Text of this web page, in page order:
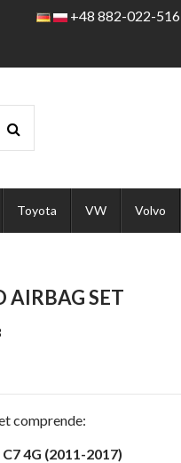
+48 882-022-516
Toyota VW Volvo
AIRBAG SET
comprende:
4G (2011-2017)